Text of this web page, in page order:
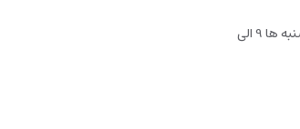
شنبه الی چهارشنبه 9 الی 18:30 / پنج شنبه ها 9 الی